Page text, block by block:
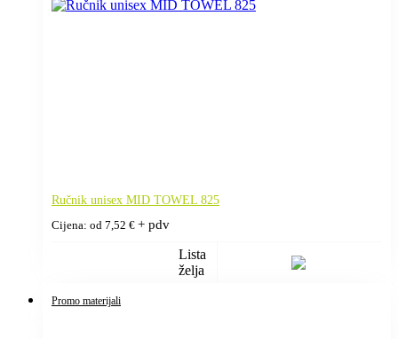
Ručnik unisex MID TOWEL 825
Cijena: od 7,52 € + pdv
Lista
želja
Promo materijali